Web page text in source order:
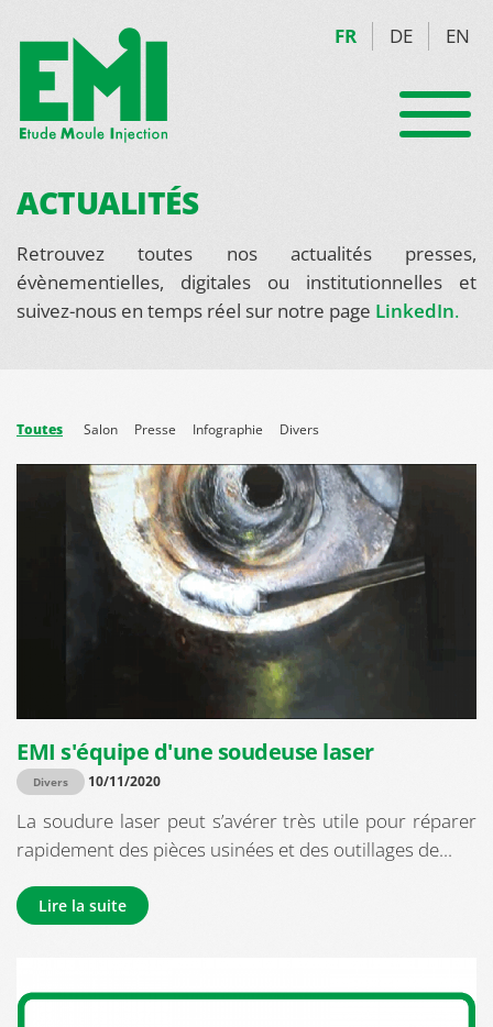
FR DE EN
ACTUALITÉS
Retrouvez toutes nos actualités presses,
évènementielles, digitales ou institutionnelles et
suivez-nous en temps réel sur notre page LinkedIn.
Toutes Salon Presse Infographie Divers
EMI s'équipe d'une soudeuse laser
Divers 10/11/2020
La soudure laser peut s’avérer très utile pour réparer
rapidement des pièces usinées et des outillages de...
Lire la suite